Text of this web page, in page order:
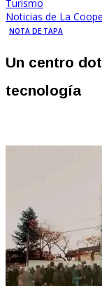
Turismo
Noticias de La Coope
NOTA DE TAPA
Un centro
tecnología